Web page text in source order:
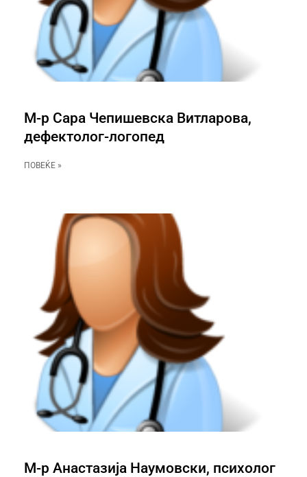
М-р Сара Чепишевска Витларова,
дефектолог-логопед
ПОВЕЌЕ »
М-р Анастазија Наумовски, психолог